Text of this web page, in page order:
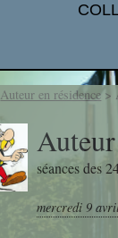
Les
Projet
Auteur en résidence>
séances des
mercredi 9